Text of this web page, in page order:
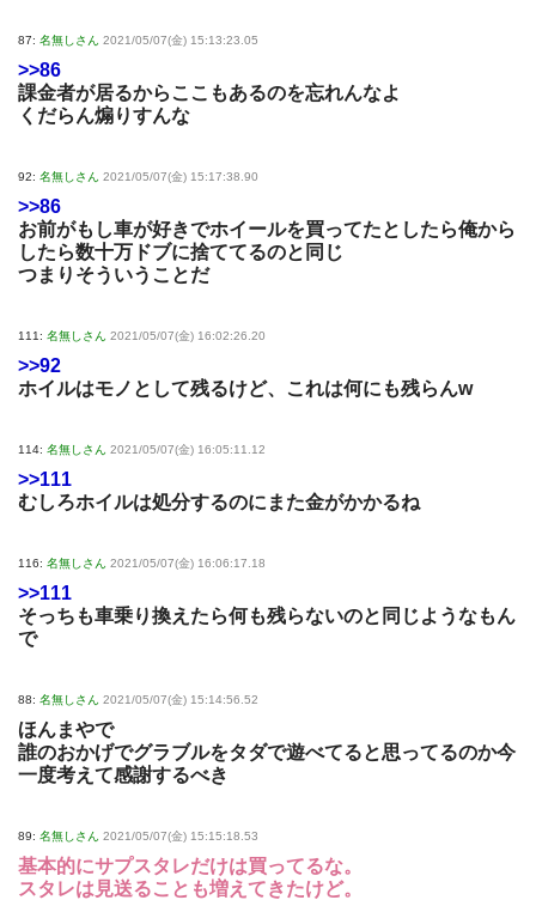
87: 名無しさん 2021/05/07(金) 15:13:23.05
>>86
課金者が居るからここもあるのを忘れんなよ
くだらん煽りすんな
92: 名無しさん 2021/05/07(金) 15:17:38.90
>>86
お前がもし車が好きでホイールを買ってたとしたら俺から
したら数十万ドブに捨ててるのと同じ
つまりそういうことだ
111: 名無しさん 2021/05/07(金) 16:02:26.20
>>92
ホイルはモノとして残るけど、これは何にも残らんw
114: 名無しさん 2021/05/07(金) 16:05:11.12
>>111
むしろホイルは処分するのにまた金がかかるね
116: 名無しさん 2021/05/07(金) 16:06:17.18
>>111
そっちも車乗り換えたら何も残らないのと同じようなもん
で
88: 名無しさん 2021/05/07(金) 15:14:56.52
ほんまやで
誰のおかげでグラブルをタダで遊べてると思ってるのか今
一度考えて感謝するべき
89: 名無しさん 2021/05/07(金) 15:15:18.53
基本的にサプスタレだけは買ってるな。
スタレは見送ることも増えてきたけど。